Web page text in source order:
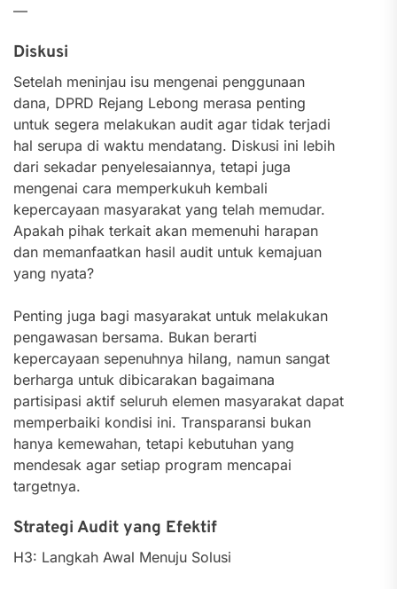
—
Diskusi
Setelah meninjau isu mengenai penggunaan
dana, DPRD Rejang Lebong merasa penting
untuk segera melakukan audit agar tidak terjadi
hal serupa di waktu mendatang. Diskusi ini lebih
dari sekadar penyelesaiannya, tetapi juga
mengenai cara memperkukuh kembali
kepercayaan masyarakat yang telah memudar.
Apakah pihak terkait akan memenuhi harapan
dan memanfaatkan hasil audit untuk kemajuan
yang nyata?
Penting juga bagi masyarakat untuk melakukan
pengawasan bersama. Bukan berarti
kepercayaan sepenuhnya hilang, namun sangat
berharga untuk dibicarakan bagaimana
partisipasi aktif seluruh elemen masyarakat dapat
memperbaiki kondisi ini. Transparansi bukan
hanya kemewahan, tetapi kebutuhan yang
mendesak agar setiap program mencapai
targetnya.
Strategi Audit yang Efektif
H3: Langkah Awal Menuju Solusi